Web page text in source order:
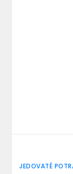
JEDOVATÉ